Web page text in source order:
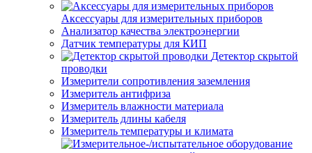
Аксессуары для измерительных приборов
Анализатор качества электроэнергии
Датчик температуры для КИП
Детектор скрытой
проводки
Измерители сопротивления заземления
Измеритель антифриза
Измеритель влажности материала
Измеритель длины кабеля
Измеритель температуры и климата